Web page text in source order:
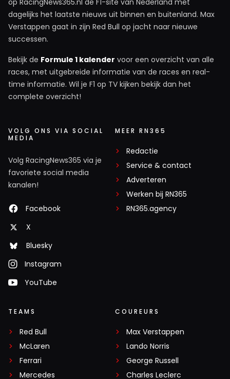
op RacingNews365.nl de F1-site van Nederland met
dagelijks het laatste nieuws uit binnen en buitenland. Max
Verstappen gaat in zijn Red Bull op jacht naar nieuwe
successen.
Bekijk de Formule 1 kalender voor een overzicht van alle
races, met uitgebreide informatie van de races en real-
time informatie. Wil je F1 op TV kijken bekijk dan het
complete overzicht!
VOLG ONS VIA SOCIAL
MEDIA
Volg RacingNews365 via je
favoriete social media
kanalen!
Facebook
X
Bluesky
Instagram
YouTube
MEER RN365
Redactie
Service & contact
Adverteren
Werken bij RN365
RN365.agency
TEAMS
Red Bull
McLaren
Ferrari
Mercedes
COUREURS
Max Verstappen
Lando Norris
George Russell
Charles Leclerc